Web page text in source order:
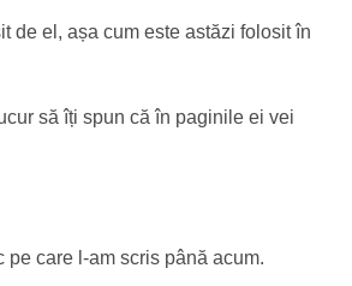
de el, așa cum este astăzi folosit în
să îți spun că în paginile ei vei
pe care l-am scris până acum.